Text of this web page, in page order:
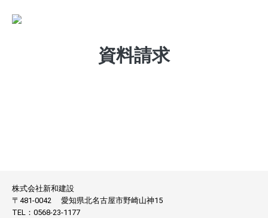
資料請求
株式会社新和建設
〒481-0042
愛知県北名古屋市野崎山神15
TEL： 0568-23-1177